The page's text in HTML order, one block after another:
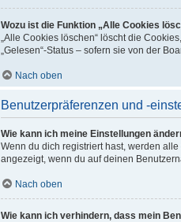
Wozu ist die Funktion „Alle Cookies
„Alle Cookies löschen“ löscht die
„Gelesen“-Status – sofern sie von der
Nach oben
Benutzerpräferenzen und -
Wie kann ich meine Einstellungen
Wenn du dich registriert hast, werden
angezeigt, wenn du auf deinen
Nach oben
Wie kann ich verhindern, dass mein